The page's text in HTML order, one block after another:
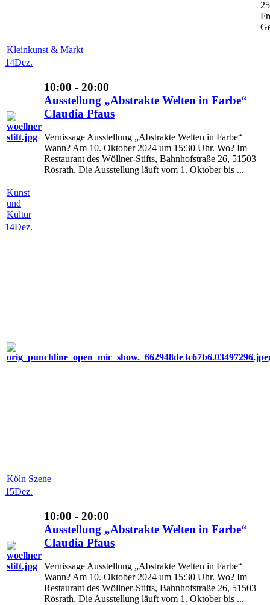
Kleinkunst & Markt
14Dez.
10:00 - 20:00
Ausstellung „Abstrakte Welten in Farbe“
Claudia Pfaus
Vernissage Ausstellung „Abstrakte Welten in Farbe“
Wann? Am 10. Oktober 2024 um 15:30 Uhr. Wo? Im
Restaurant des Wöllner-Stifts, Bahnhofstraße 26, 51503
Rösrath. Die Ausstellung läuft vom 1. Oktober bis ...
Kunst
und
Kultur
14Dez.
Köln Szene
15Dez.
10:00 - 20:00
Ausstellung „Abstrakte Welten in Farbe“
Claudia Pfaus
Vernissage Ausstellung „Abstrakte Welten in Farbe“
Wann? Am 10. Oktober 2024 um 15:30 Uhr. Wo? Im
Restaurant des Wöllner-Stifts, Bahnhofstraße 26, 51503
Rösrath. Die Ausstellung läuft vom 1. Oktober bis ...